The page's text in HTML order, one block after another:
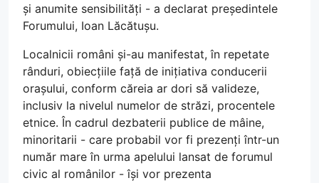
și anumite sensibilități - a declarat președintele
Forumului, Ioan Lăcătușu.
Localnicii români și-au manifestat, în repetate
rânduri, obiecțiile față de inițiativa conducerii
orașului, conform căreia ar dori să valideze,
inclusiv la nivelul numelor de străzi, procentele
etnice. În cadrul dezbaterii publice de mâine,
minoritarii - care probabil vor fi prezenți într-un
număr mare în urma apelului lansat de forumul
civic al românilor - își vor prezenta